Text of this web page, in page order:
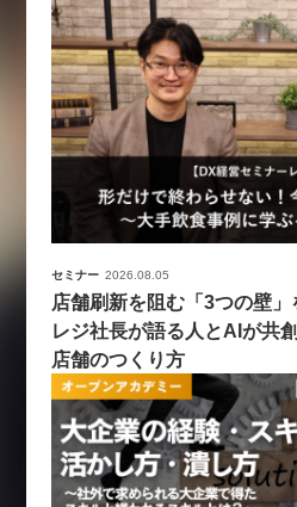
セミナー 2026.08.05
店舗刷新を阻む「3つの壁
レジ社長が語る人とAIが共
店舗のつくり方